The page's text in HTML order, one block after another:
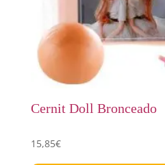
Cernit Doll Bronceado
15,85€